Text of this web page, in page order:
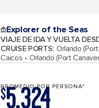
Explorer of the Seas
VIAJE DE IDA Y VUELTA
CRUISE PORTS: Orlando
Caicos
Orlando (Port
PROMEDIO POR PERSONA*
$5,324